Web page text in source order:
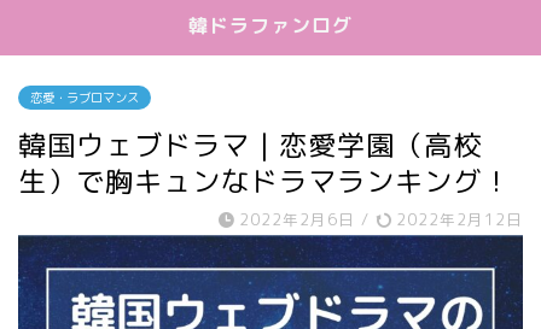
韓ドラファンログ
恋愛・ラブロマンス
韓国ウェブドラマ｜恋愛学園（高校
生）で胸キュンなドラマランキング！
2022年2月6日 / 2022年2月12日